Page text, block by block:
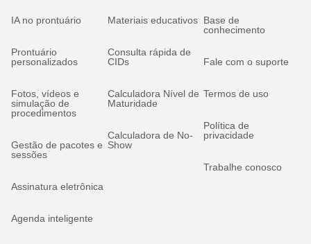
IA no prontuário
Prontuário
personalizados
Fotos, vídeos e
simulação de
procedimentos
Gestão de pacotes e
sessões
Assinatura eletrônica
Agenda inteligente
Materiais educativos
Consulta rápida de
CIDs
Calculadora Nível de
Maturidade
Calculadora de No-
Show
Base de
conhecimento
Fale com o suporte
Termos de uso
Política de
privacidade
Trabalhe conosco